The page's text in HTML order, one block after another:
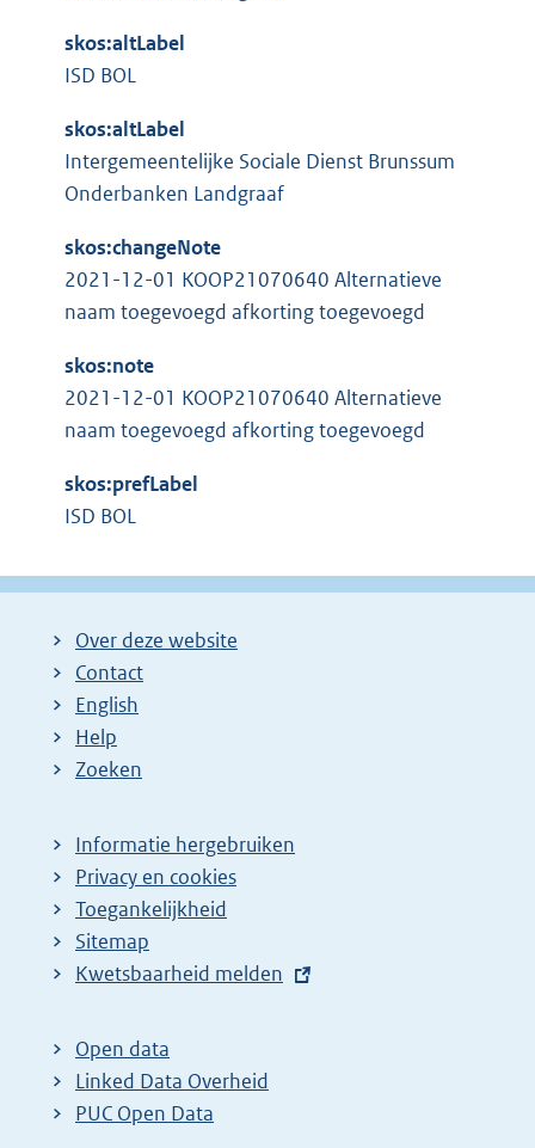
i
n
:
skos:altLabel
ISD BOL
skos:altLabel
Intergemeentelijke Sociale Dienst Brunssum
Onderbanken Landgraaf
skos:changeNote
2021-12-01 KOOP21070640 Alternatieve
naam toegevoegd afkorting toegevoegd
skos:note
2021-12-01 KOOP21070640 Alternatieve
naam toegevoegd afkorting toegevoegd
skos:prefLabel
ISD BOL
Over deze website
Contact
English
Help
Zoeken
Informatie hergebruiken
Privacy en cookies
Toegankelijkheid
Sitemap
E
t
e
r
Kwetsbaarheid melden
Open data
Linked Data Overheid
PUC Open Data